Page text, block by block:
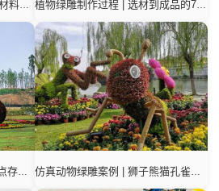
植物绿雕养护技巧 | 掌握这几点存活10年+ 仿真动物绿雕案例 | 狮子熊猫孔雀等作品展示